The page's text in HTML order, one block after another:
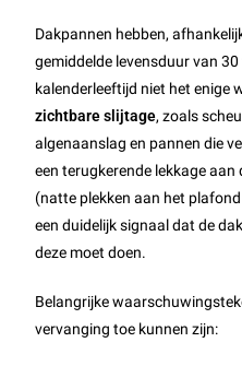
Dakpannen hebben,
gemiddelde levensduur van
kalenderleeftijd niet het enige
zichtbare slijtage, zoals
algenaanslag en pannen die
een terugkerende lekkage
(natte plekken aan het
een duidelijk signaal dat de
deze moet doen.
Belangrijke
vervanging toe kunnen zijn: